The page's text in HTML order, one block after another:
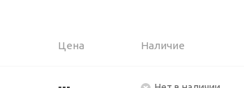
Цена Наличие